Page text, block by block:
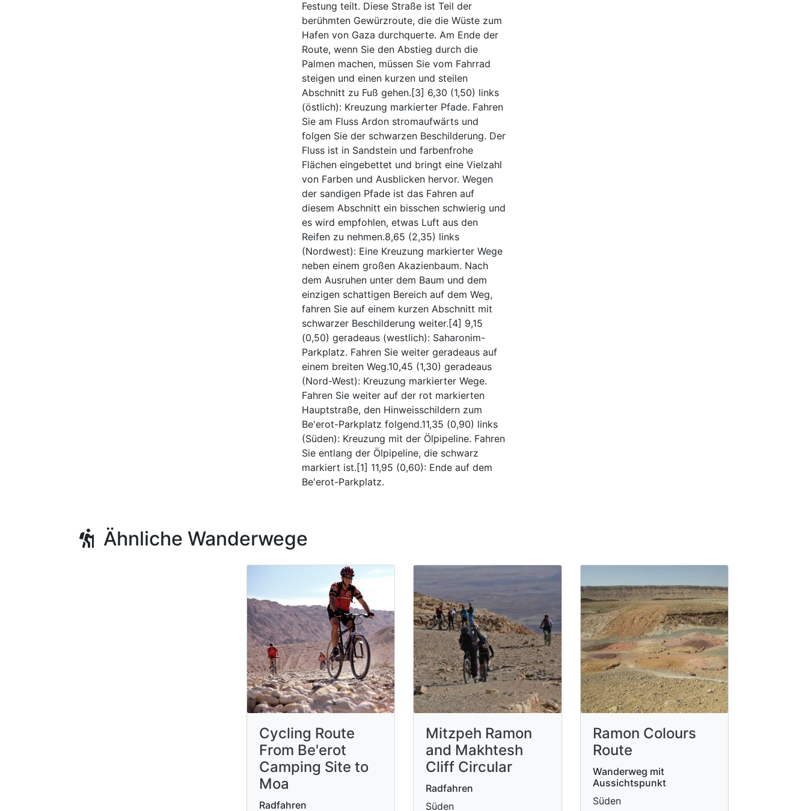
Festung teilt. Diese Straße ist Teil der
berühmten Gewürzroute, die die Wüste zum
Hafen von Gaza durchquerte. Am Ende der
Route, wenn Sie den Abstieg durch die
Palmen machen, müssen Sie vom Fahrrad
steigen und einen kurzen und steilen
Abschnitt zu Fuß gehen.[3] 6,30 (1,50) links
(östlich): Kreuzung markierter Pfade. Fahren
Sie am Fluss Ardon stromaufwärts und
folgen Sie der schwarzen Beschilderung. Der
Fluss ist in Sandstein und farbenfrohe
Flächen eingebettet und bringt eine Vielzahl
von Farben und Ausblicken hervor. Wegen
der sandigen Pfade ist das Fahren auf
diesem Abschnitt ein bisschen schwierig und
es wird empfohlen, etwas Luft aus den
Reifen zu nehmen.8,65 (2,35) links
(Nordwest): Eine Kreuzung markierter Wege
neben einem großen Akazienbaum. Nach
dem Ausruhen unter dem Baum und dem
einzigen schattigen Bereich auf dem Weg,
fahren Sie auf einem kurzen Abschnitt mit
schwarzer Beschilderung weiter.[4] 9,15
(0,50) geradeaus (westlich): Saharonim-
Parkplatz. Fahren Sie weiter geradeaus auf
einem breiten Weg.10,45 (1,30) geradeaus
(Nord-West): Kreuzung markierter Wege.
Fahren Sie weiter auf der rot markierten
Hauptstraße, den Hinweisschildern zum
Be'erot-Parkplatz folgend.11,35 (0,90) links
(Süden): Kreuzung mit der Ölpipeline. Fahren
Sie entlang der Ölpipeline, die schwarz
markiert ist.[1] 11,95 (0,60): Ende auf dem
Be'erot-Parkplatz.
Ähnliche Wanderwege
Cycling Route
From Be'erot
Camping Site to
Moa
Radfahren
Mitzpeh Ramon
and Makhtesh
Cliff Circular
Radfahren
Süden
Ramon Colours
Route
Wanderweg mit
Aussichtspunkt
Süden